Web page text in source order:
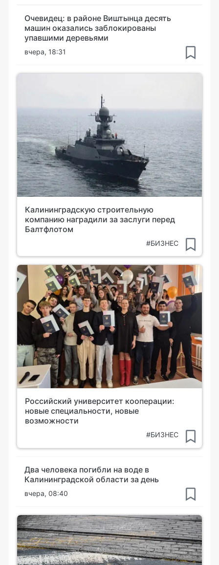
Очевидец: в районе Виштынца десять
машин оказались заблокированы
упавшими деревьями
вчера, 18:31
Калининградскую строительную
компанию наградили за заслуги перед
Балтфлотом
#БИЗНЕС
Российский университет кооперации:
новые специальности, новые
возможности
#БИЗНЕС
Два человека погибли на воде в
Калининградской области за день
вчера, 08:40